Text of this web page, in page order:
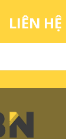
LIÊN HỆ